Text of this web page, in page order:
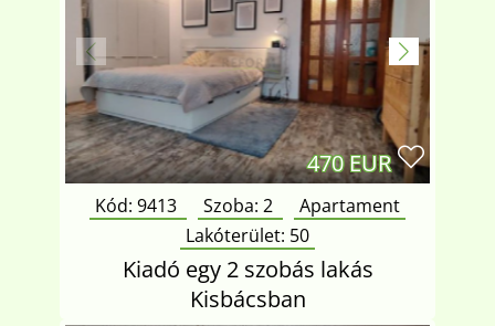
470 EUR
Kód: 9413 Szoba: 2
Apartament
Lakóterület: 50
Kiadó egy 2 szobás lakás
Kisbácsban